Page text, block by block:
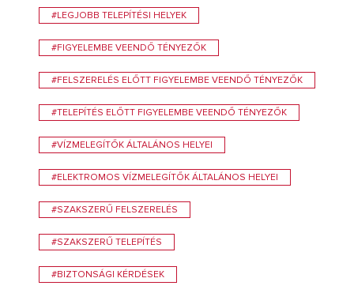
#LEGJOBB TELEPÍTÉSI HELYEK
#FIGYELEMBE VEENDŐ TÉNYEZŐK
#FELSZERELÉS ELŐTT FIGYELEMBE VEENDŐ TÉNYEZŐK
#TELEPÍTÉS ELŐTT FIGYELEMBE VEENDŐ TÉNYEZŐK
#VÍZMELEGÍTŐK ÁLTALÁNOS HELYEI
#ELEKTROMOS VÍZMELEGÍTŐK ÁLTALÁNOS HELYEI
#SZAKSZERŰ FELSZERELÉS
#SZAKSZERŰ TELEPÍTÉS
#BIZTONSÁGI KÉRDÉSEK